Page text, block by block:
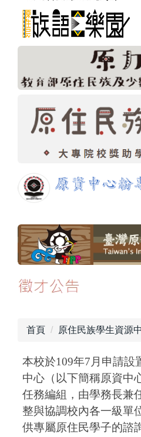
首頁 原住民族學生資源
本校於109年7月申請設
中心（以下簡稱原資中
任務編組，由學務長兼
整與協調校內各一級單
供專屬原住民學子的諮